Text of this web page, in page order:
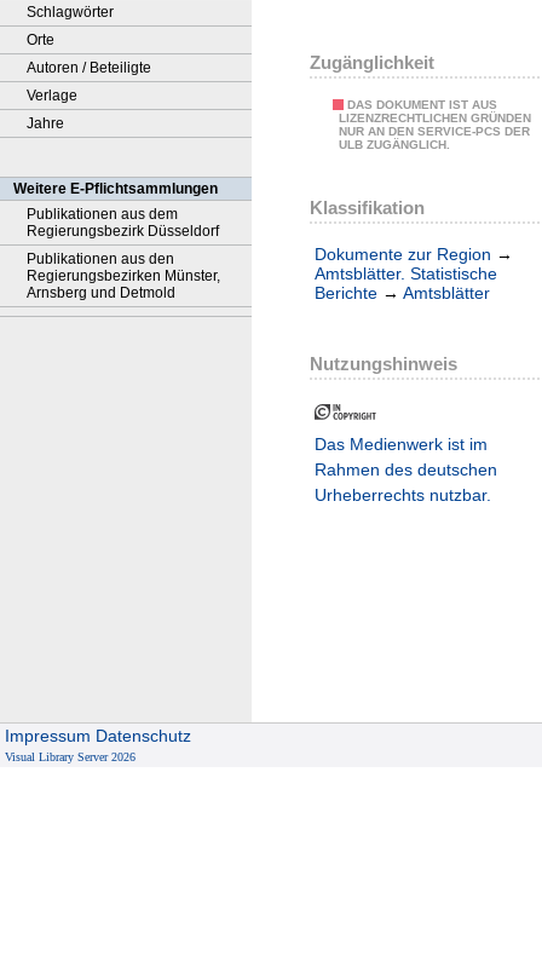
Schlagwörter
Orte
Autoren / Beteiligte
Verlage
Jahre
Weitere E-Pflichtsammlungen
Publikationen aus dem
Regierungsbezirk Düsseldorf
Publikationen aus den
Regierungsbezirken Münster,
Arnsberg und Detmold
Zugänglichkeit
DAS DOKUMENT IST AUS
LIZENZRECHTLICHEN GRÜNDEN
NUR AN DEN SERVICE-PCS DER
ULB ZUGÄNGLICH.
Klassifikation
Dokumente zur Region →
Amtsblätter. Statistische
Berichte → Amtsblätter
Nutzungshinweis
Das Medienwerk ist im
Rahmen des deutschen
Urheberrechts nutzbar.
Impressum Datenschutz
Visual Library Server 2026